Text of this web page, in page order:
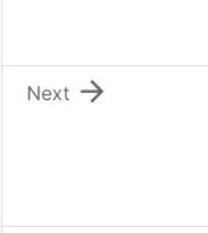

Next